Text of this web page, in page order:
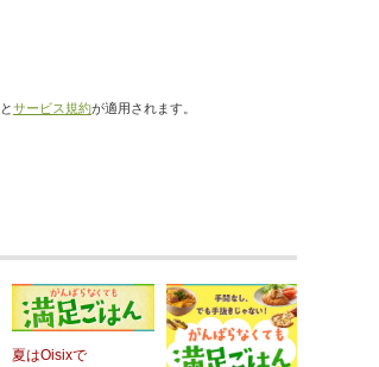
とサービス規約が適用されます。
夏はOisixで